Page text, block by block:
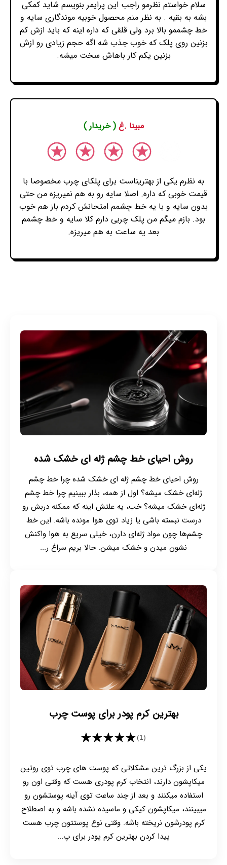
سلام خواستم نظرمو راجب این پرایمر بنویسم شاید کمکی
بشه به بقیه . به نظر منم محصول خوبیه موندگاری سایه و
خط چشممو بالا برد ولی قلقی که داره اینه که باید ازش کم
بزنین روی پلک که خوب جذب شه اگه حجم زیادی رو ازش
بزنین یکم کار باهاش سخت میشه.
مبینا .غ( خریدار )
به نظرم یکی از بهتریناست برای پلکای چرب مخصوصا با
قیمت خوبی که داره. اصلا سایه رو به هم نمیریزه من حتی
بدون سایه و با یه خط چشمم امتحانش کردم باز هم خوب
بود. بازم میگم من پلک چربی دارم کلا سایه و خط چشمم
بعد یه ساعت به هم میریزه.
روش احیای خط چشم ژله ای خشک شده
روش احیای خط چشم ژله ای خشک شده چرا خط چشم
ژله‌ای خشک میشه؟ اول از همه، بذار ببینیم چرا خط چشم
ژله‌ای خشک میشه؟ خب، یه علتش اینه که ممکنه دربش رو
درست نبسته باشی یا زیاد توی هوا مونده باشه. این خط
چشم‌ها چون مواد ژله‌ای دارن، خیلی سریع به هوا واکنش
نشون میدن و خشک میشن. حالا بریم سراغ ر...
بهترین کرم پودر برای پوست چرب
★★★★★(1)
یکی از بزرگ ترین مشکلاتی که پوست های چرب توی روتین
میکاپشون دارند، انتخاب کرم پودری هست که وقتی اون رو
استفاده میکنند و بعد از چند ساعت توی آینه پوستشون رو
میبینند، میکاپشون کیکی و ماسیده نشده باشه و به اصطلاح
کرم پودرشون نریخته باشه. وقتی نوع پوستتون چرب هست
پیدا کردن بهترین کرم پودر برای پ...